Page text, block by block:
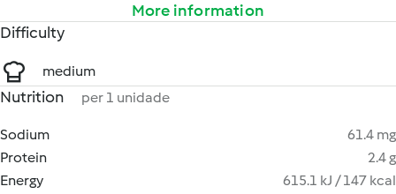
More information
Difficulty
medium
Nutrition per 1 unidade
Sodium
61.4 mg
Protein
2.4 g
Energy
615.1 kJ / 147 kcal